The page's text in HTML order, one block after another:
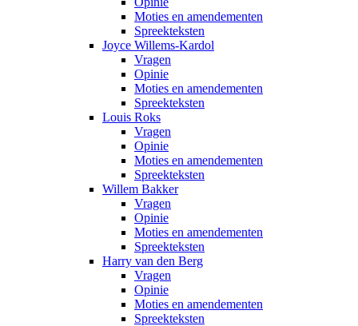
Moties en amendementen
Spreekteksten
Joyce Willems-Kardol
Vragen
Opinie
Moties en amendementen
Spreekteksten
Louis Roks
Vragen
Opinie
Moties en amendementen
Spreekteksten
Willem Bakker
Vragen
Opinie
Moties en amendementen
Spreekteksten
Harry van den Berg
Vragen
Opinie
Moties en amendementen
Spreekteksten